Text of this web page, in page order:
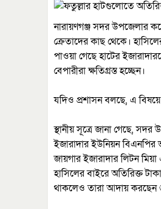
নারায়ণগঞ্জ সদর উপজেলার
ক্রেতাদের কাছ থেকে।
পাওয়া গেছে হাটের
বেপারীরা ক্ষতিগ্রস্ত হচ্ছেন।
যদিও প্রশাসন বলছে, এ
স্থানীয় সূত্রে জানা গেছে,
ইজারাদার ইউনিয়ন
জায়গার ইজারাদার লিটন
হাসিলের বাইরে অতিরিক্ত
থাকলেও তারা আদায় করছেন